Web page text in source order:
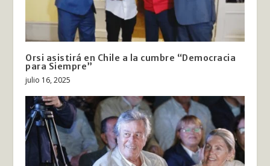
Orsi asistirá en Chile a la cumbre “Democracia
para Siempre”
julio 16, 2025